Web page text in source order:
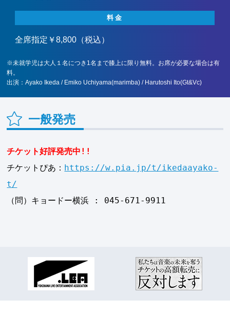
料金
全席指定￥8,800（税込）
※未就学児は大人１名につき1名まで膝上に限り無料。お席が必要な場合は有
料。
出演：Ayako Ikeda / Emiko Uchiyama(marimba) / Harutoshi Ito(Gt&Vc)
一般発売
チケット好評発売中!!
チケットぴあ： https://w.pia.jp/t/ikedaayako-
t/
（問）キョードー横浜 : 045-671-9911